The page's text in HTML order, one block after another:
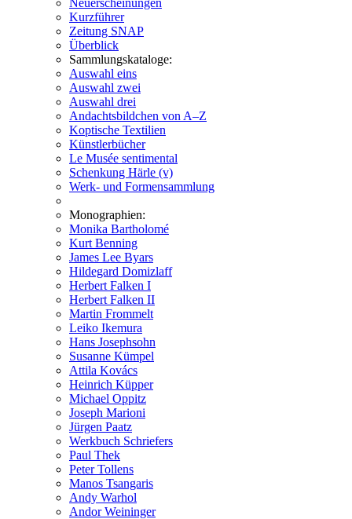
Neuerscheinungen
Kurzführer
Zeitung SNAP
Überblick
Sammlungskataloge:
Auswahl eins
Auswahl zwei
Auswahl drei
Andachtsbildchen von A–Z
Koptische Textilien
Künstlerbücher
Le Musée sentimental
Schenkung Härle (v)
Werk- und Formensammlung
Monographien:
Monika Bartholomé
Kurt Benning
James Lee Byars
Hildegard Domizlaff
Herbert Falken I
Herbert Falken II
Martin Frommelt
Leiko Ikemura
Hans Josephsohn
Susanne Kümpel
Attila Kovács
Heinrich Küpper
Michael Oppitz
Joseph Marioni
Jürgen Paatz
Werkbuch Schriefers
Paul Thek
Peter Tollens
Manos Tsangaris
Andy Warhol
Andor Weininger